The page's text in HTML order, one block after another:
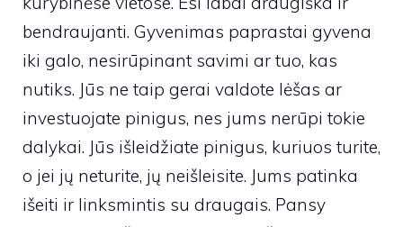
bendraujanti. Gyvenimas paprastai gyvena
iki galo, nesirūpinant savimi ar tuo, kas
nutiks. Jūs ne taip gerai valdote lėšas ar
investuojate pinigus, nes jums nerūpi tokie
dalykai. Jūs išleidžiate pinigus, kuriuos turite,
o jei jų neturite, jų neišleisite. Jums patinka
išeiti ir linksmintis su draugais. Pansy